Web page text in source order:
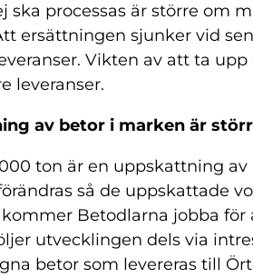
ska processas är större om
ersättningen sjunker vid
Vikten av att ta
leveranser.
av betor i marken är
ton är en uppskattning
så de uppskattade
Betodlarna jobba
utvecklingen dels via
betor som levereras till